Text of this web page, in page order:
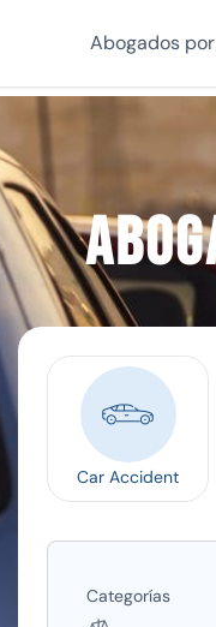
Abogados
Car Accident
Categorías